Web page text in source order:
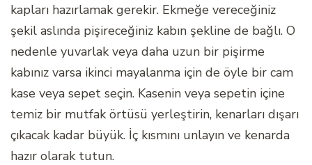
kapları hazırlamak gerekir. Ekmeğe vereceğiniz
şekil aslında pişireceğiniz kabın şekline de bağlı. O
nedenle yuvarlak veya daha uzun bir pişirme
kabınız varsa ikinci mayalanma için de öyle bir cam
kase veya sepet seçin. Kasenin veya sepetin içine
temiz bir mutfak örtüsü yerleştirin, kenarları dışarı
çıkacak kadar büyük. İç kısmını unlayın ve kenarda
hazır olarak tutun.